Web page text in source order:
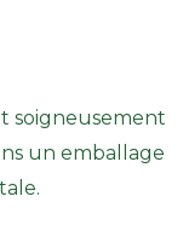
soigneusement
un emballage